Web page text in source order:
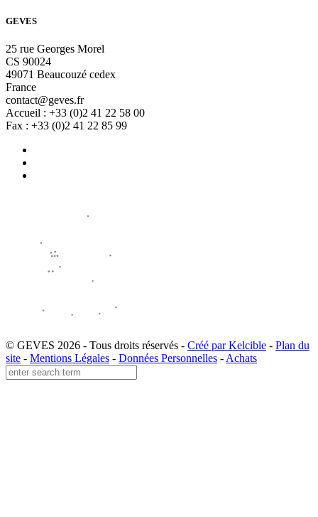
GEVES
25 rue Georges Morel
CS 90024
49071 Beaucouzé cedex
France
contact@geves.fr
Accueil : +33 (0)2 41 22 58 00
Fax : +33 (0)2 41 22 85 99
© GEVES 2026 - Tous droits réservés - Créé par Kelcible - Plan du
site - Mentions Légales - Données Personnelles - Achats